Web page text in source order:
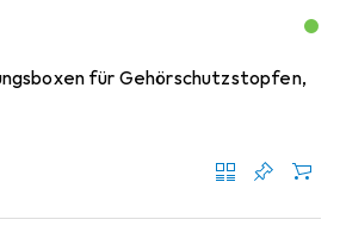
für Gehörschutzstopfen,